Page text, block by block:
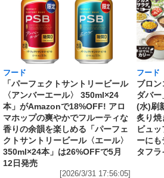
フード
「パーフェクトサントリービール
〈アンバーエール〉 350ml×24
本」がAmazonで18%OFF! アロ
マホップの爽やかでフルーティな
香りの余韻を楽しめる「パーフェ
クトサントリービール〈エール〉
350ml×24本」は26%OFFで5月
12日発売
[2026/3/31 17:56:05]
フード
ブロン
ダバー
(水)刷
炙り焼
ビュ
ーに
タフ